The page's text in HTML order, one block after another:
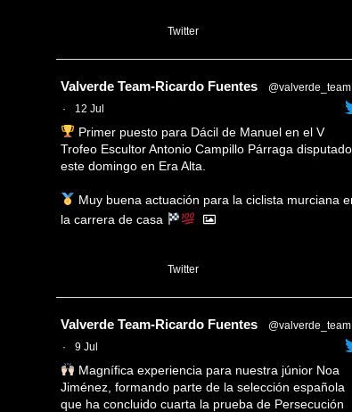
Twitter
Valverde Team-Ricardo Fuentes
@valverde_team
·
12 Jul
Primer puesto para Dácil de Manuel en el V
Trofeo Escultor Antonio Campillo Párraga disputado
este domingo en Era Alta.
Muy buena actuación para la ciclista murciana
la carrera de casa
Twitter
Valverde Team-Ricardo Fuentes
@valverde_team
·
9 Jul
Magnífica experiencia para nuestra júnior Noa
Jiménez, formando parte de la selección española
que ha concluido cuarta la prueba de Persecución